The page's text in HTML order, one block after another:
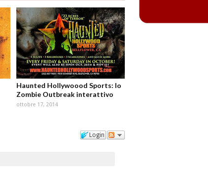
Haunted Hollywoood Sports: lo
Zombie Outbreak interattivo
ottobre 17, 2014
Login